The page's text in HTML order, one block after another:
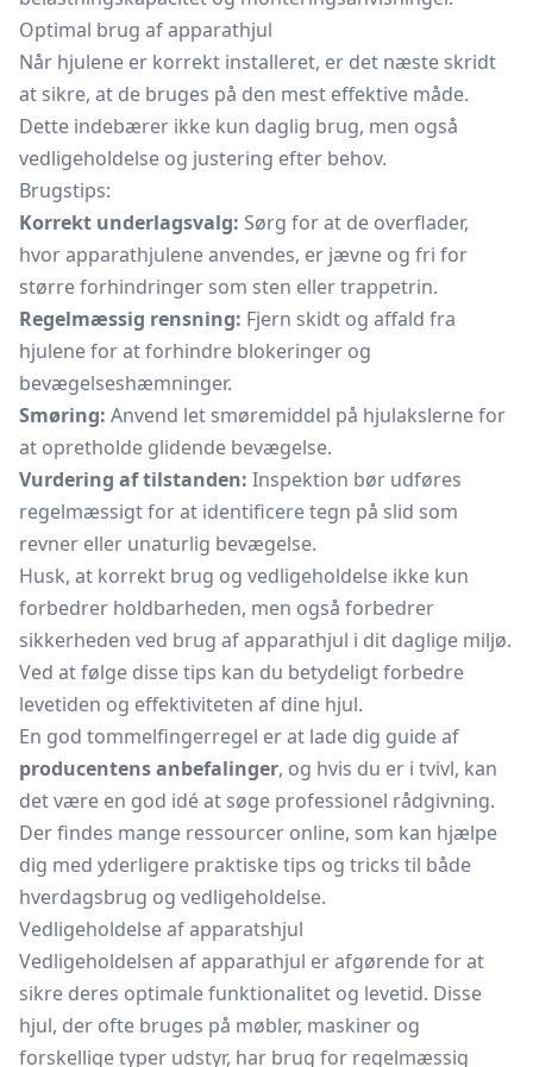
Optimal brug af apparathjul
Når hjulene er korrekt installeret, er det næste skridt
at sikre, at de bruges på den mest effektive måde.
Dette indebærer ikke kun daglig brug, men også
vedligeholdelse og justering efter behov.
Brugstips:
Korrekt underlagsvalg: Sørg for at de overflader,
hvor apparathjulene anvendes, er jævne og fri for
større forhindringer som sten ellertrappetrin.
Regelmæssig rensning: Fjern skidt og affald fra
hjulene for at forhindre blokeringer og
bevægelseshæmninger.
Smøring: Anvend let smøremiddel på hjulakslerne for
at opretholde glidende bevægelse.
Vurdering af tilstanden: Inspektion bør udføres
regelmæssigt for at identificere tegn på slid som
revner eller unaturlig bevægelse.
Husk, at korrekt brug og vedligeholdelse ikke kun
forbedrer holdbarheden, men også forbedrer
sikkerheden ved brug af apparathjul i dit daglige miljø.
Ved at følge disse tips kan du betydeligt forbedre
levetiden og effektiviteten af dine hjul.
En god tommelfingerregel er at lade dig guide af
producentens anbefalinger, og hvis du er i tvivl, kan
det være en god idé at søge professionel rådgivning.
Der findes mange ressourcer online, som kan hjælpe
dig med yderligere praktiske tips og tricks til både
hverdagsbrug og vedligeholdelse.
Vedligeholdelse af apparatshjul
Vedligeholdelsen af apparathjul er afgørende for at
sikre deres optimale funktionalitet og levetid. Disse
hjul, der ofte bruges på møbler, maskiner og
forskellige typer udstyr, har brug for regelmæssig